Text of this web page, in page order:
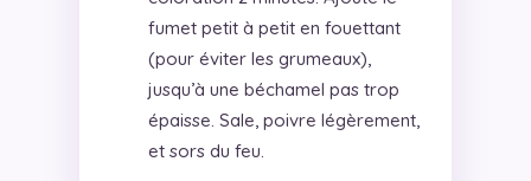
fumet petit à petit en fouettant
(pour éviter les grumeaux),
jusqu’à une béchamel pas trop
épaisse. Sale, poivre légèrement,
et sors du feu.